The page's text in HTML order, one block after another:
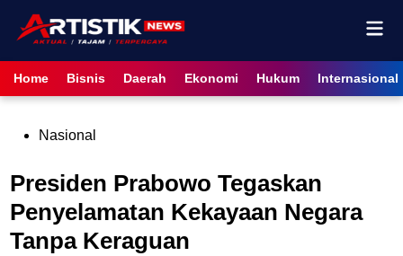
content
Home Bisnis Daerah Ekonomi Hukum Internasional
PostedNasional
Presiden Prabowo Tegaskan
Penyelamatan Kekayaan Negara
Tanpa Keraguan